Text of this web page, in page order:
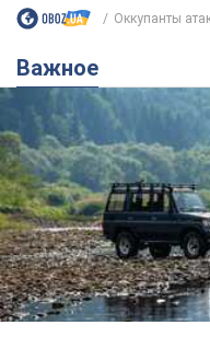
Оккупанты
Важное